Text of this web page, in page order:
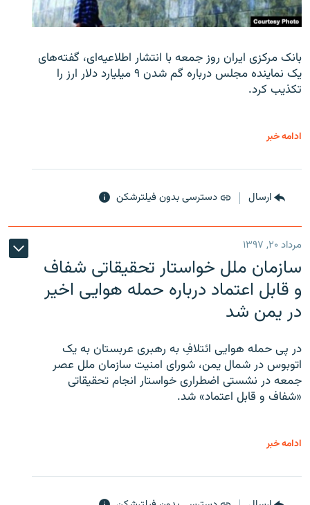
بانک مرکزی ایران روز جمعه با انتشار اطلاعیه‌ای، گفته‌های
یک نماینده مجلس درباره گم شدن ۹ میلیارد دلار ارز را
تکذیب کرد.
ادامه خبر
ارسال دسترسی بدون فیلترشکن
مرداد ۲۰, ۱۳۹۷
سازمان ملل خواستار تحقیقاتی شفاف
و قابل اعتماد درباره حمله هوایی اخیر
در یمن شد
در پی حمله هوایی ائتلافِ به رهبری عربستان به یک
اتوبوس در شمال یمن، شورای امنیت سازمان ملل عصر
جمعه در نشستی اضطراری خواستار انجام تحقیقاتی
«شفاف و قابل اعتماد» شد.
ادامه خبر